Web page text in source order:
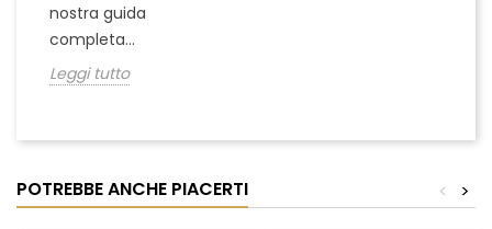
nostra guida
completa...
Leggi tutto
POTREBBE ANCHE PIACERTI >
<